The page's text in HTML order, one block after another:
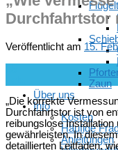
Zaun
Über uns
Info
Kosten
Häufige
Anleitungen
Durchfahrtstor
Veröffentlicht am 15.
„Die korrekte
Durchfahrtstor ist von
reibungslose
gewährleisten. In
detaillierten Leitfaden,